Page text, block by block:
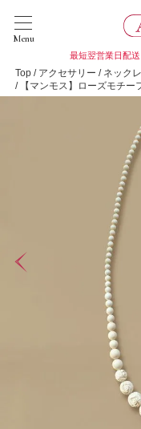
Menu
最短翌営業日配
Top アクセサリー
ネック
【マンモス】ローズモチー